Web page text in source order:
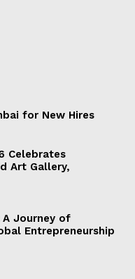
for New Hires
Celebrates
Art Gallery,
A Journey of
Entrepreneurship